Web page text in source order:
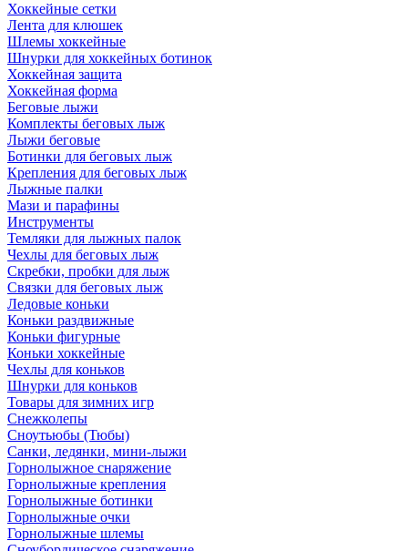
Хоккейные сетки
Лента для клюшек
Шлемы хоккейные
Шнурки для хоккейных ботинок
Хоккейная защита
Хоккейная форма
Беговые лыжи
Комплекты беговых лыж
Лыжи беговые
Ботинки для беговых лыж
Крепления для беговых лыж
Лыжные палки
Мази и парафины
Инструменты
Темляки для лыжных палок
Чехлы для беговых лыж
Скребки, пробки для лыж
Связки для беговых лыж
Ледовые коньки
Коньки раздвижные
Коньки фигурные
Коньки хоккейные
Чехлы для коньков
Шнурки для коньков
Товары для зимних игр
Снежколепы
Сноутьюбы (Тюбы)
Санки, ледянки, мини-лыжи
Горнолыжное снаряжение
Горнолыжные крепления
Горнолыжные ботинки
Горнолыжные очки
Горнолыжные шлемы